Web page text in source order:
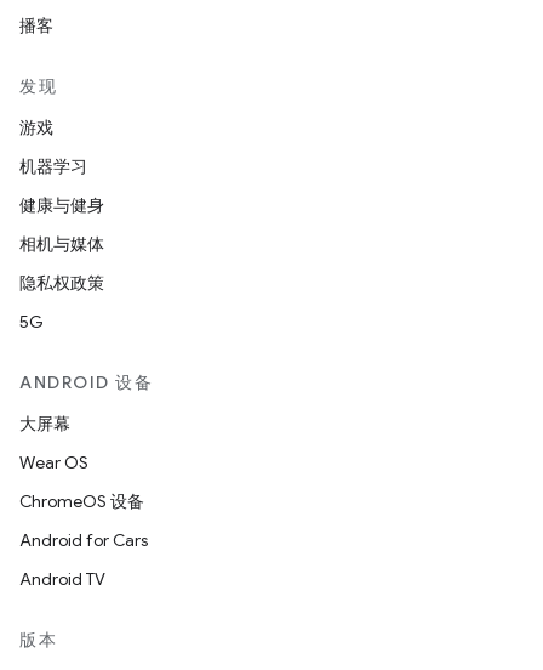
播客
发现
游戏
机器学习
健康与健身
相机与媒体
隐私权政策
5G
ANDROID 设备
大屏幕
Wear OS
ChromeOS 设备
Android for Cars
Android TV
版本